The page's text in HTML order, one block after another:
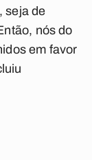
seja de
nós do
em favor